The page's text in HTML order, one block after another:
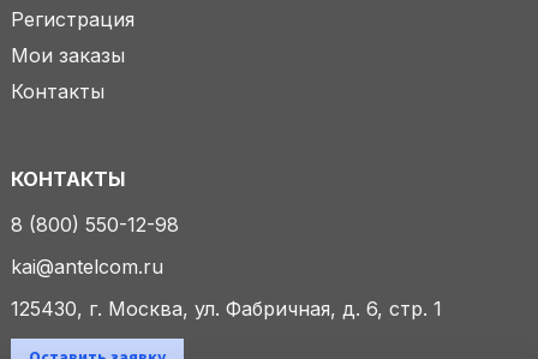
Регистрация
Мои заказы
Контакты
КОНТАКТЫ
8 (800) 550-12-98
kai@antelcom.ru
125430, г. Москва, ул. Фабричная, д. 6, стр. 1